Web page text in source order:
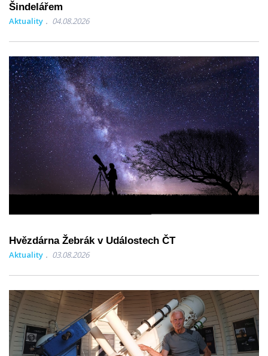
Šindelářem
Aktuality 04.08.2026
Hvězdárna Žebrák v Událostech ČT
Aktuality 03.08.2026